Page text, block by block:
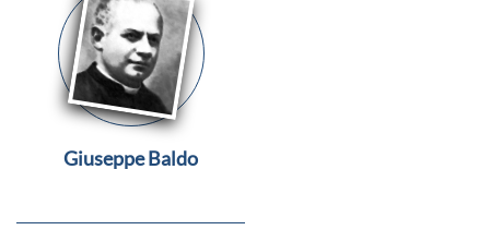
Giuseppe Baldo